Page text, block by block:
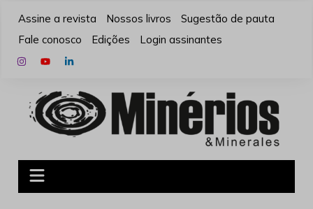
para
conteúdo
Assine a revista Nossos livros
Sugestão de pauta
Fale conosco
Edições Login assinantes